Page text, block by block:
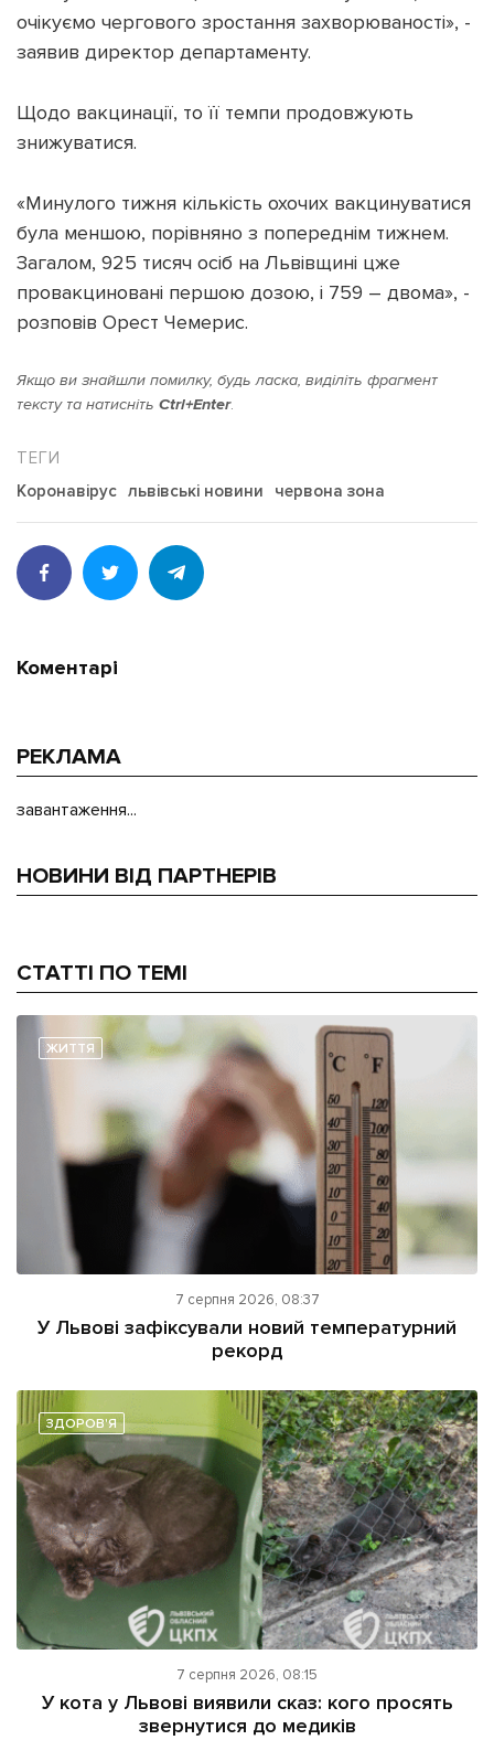
очікуємо чергового зростання захворюваності», -
заявив директор департаменту.
Щодо вакцинації, то її темпи продовжують
знижуватися.
«Минулого тижня кількість охочих вакцинуватися
була меншою, порівняно з попереднім тижнем.
Загалом, 925 тисяч осіб на Львівщині цже
провакциновані першою дозою, і 759 – двома», -
розповів Орест Чемерис.
Якщо ви знайшли помилку, будь ласка, виділіть фрагмент
тексту та натисніть Ctrl+Enter.
Коронавірус львівські новини червона зона
Коментарі
РЕКЛАМА
завантаження...
НОВИНИ ВІД ПАРТНЕРІВ
СТАТТІ ПО ТЕМІ
ЖИТТЯ
7 серпня 2026, 08:37
У Львові зафіксували новий температурний
рекорд
ЗДОРОВ'Я
7 серпня 2026, 08:15
У кота у Львові виявили сказ: кого просять
звернутися до медиків